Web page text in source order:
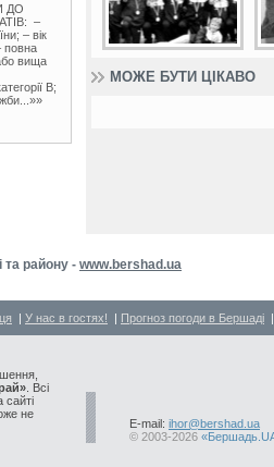
ДО
–
– вік
повна
вища
В;
МОЖЕ БУТИ ЦІКАВО
та району - www.bershad.ua
| У нас в гостях! | Прогноз погоди в Бершаді |
. Всі
не
E-mail: ihor@bershad.ua
© 2003-2026